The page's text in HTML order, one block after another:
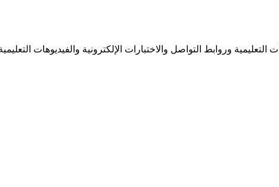
وروابط التواصل والاختبارات الإلكترونية والفيديوهات